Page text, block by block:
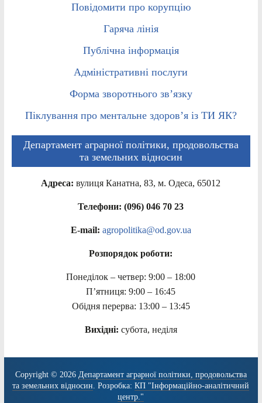
Повідомити про корупцію
Гаряча лінія
Публічна інформація
Адміністративні послуги
Форма зворотнього зв’язку
Піклування про ментальне здоров’я із ТИ ЯК?
Департамент аграрної політики, продовольства
та земельних відносин
Адреса: вулиця Канатна, 83, м. Одеса, 65012
Телефони: (096) 046 70 23
E-mail: agropolitika@od.gov.ua
Розпорядок роботи:
Понеділок – четвер: 9:00 – 18:00
П’ятниця: 9:00 – 16:45
Обідня перерва: 13:00 – 13:45
Вихідні: субота, неділя
Copyright © 2026 Департамент аграрної політики, продовольства
та земельних відносин . Розробка:КП "Інформаційно-аналітичний
центр."